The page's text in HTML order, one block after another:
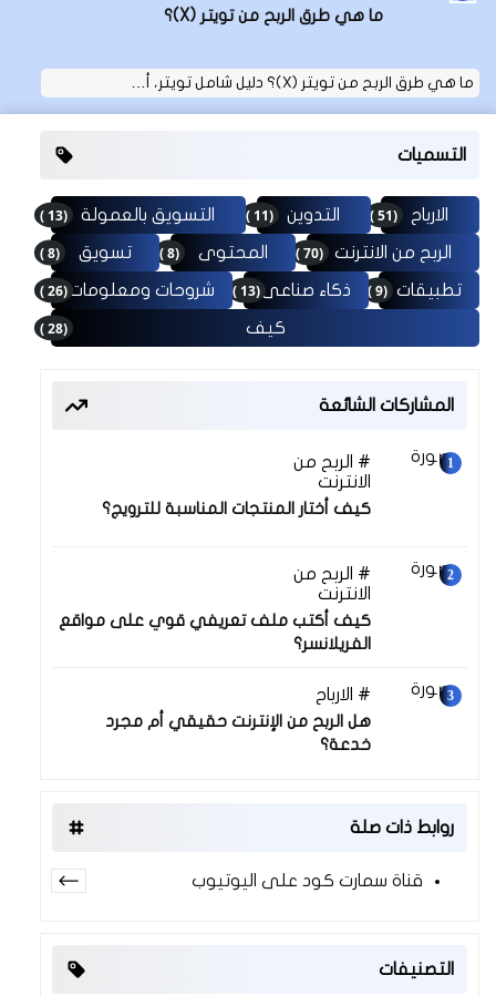
ما هي طرق الربح من تويتر (X)؟
ما هي طرق الربح من تويتر (X)؟ دليل شامل تويتر، أ…
التسميات
الارباح (51 ) التدوين (11 ) التسويق بالعمولة (13 )
الربح من الانترنت (70 ) المحتوى (8 ) تسويق (8 )
تطبيقات (9 ) ذكاء صناعى (13 ) شروحات ومعلومات(26 )
كيف (28 )
المشاركات الشائعة
الربح من
الانترنت
كيف أختار المنتجات المناسبة للترويج؟
الربح من
الانترنت
كيف أكتب ملف تعريفي قوي على مواقع
الفريلانسر؟
الارباح
هل الربح من الإنترنت حقيقي أم مجرد
خدعة؟
روابط ذات صلة
قناة سمارت كود على اليوتيوب
التصنيفات